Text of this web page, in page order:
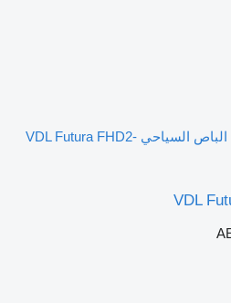
الباص السياحي VDL Futura FHD2-
VDL